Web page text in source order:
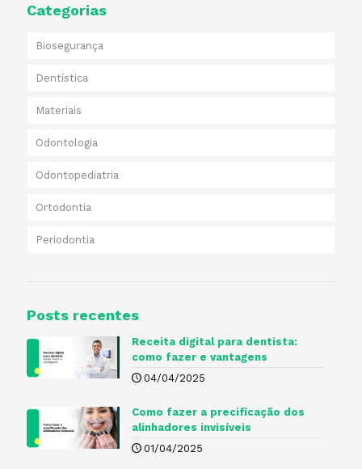
Categorias
Biosegurança
Dentística
Materiais
Odontologia
Odontopediatria
Ortodontia
Periodontia
Posts recentes
Receita digital para dentista​:
como fazer e vantagens
04/04/2025
Como fazer a precificação dos
alinhadores invisíveis
01/04/2025